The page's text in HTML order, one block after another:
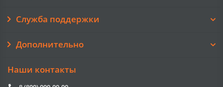
Служба поддержки
Дополнительно
Наши контакты